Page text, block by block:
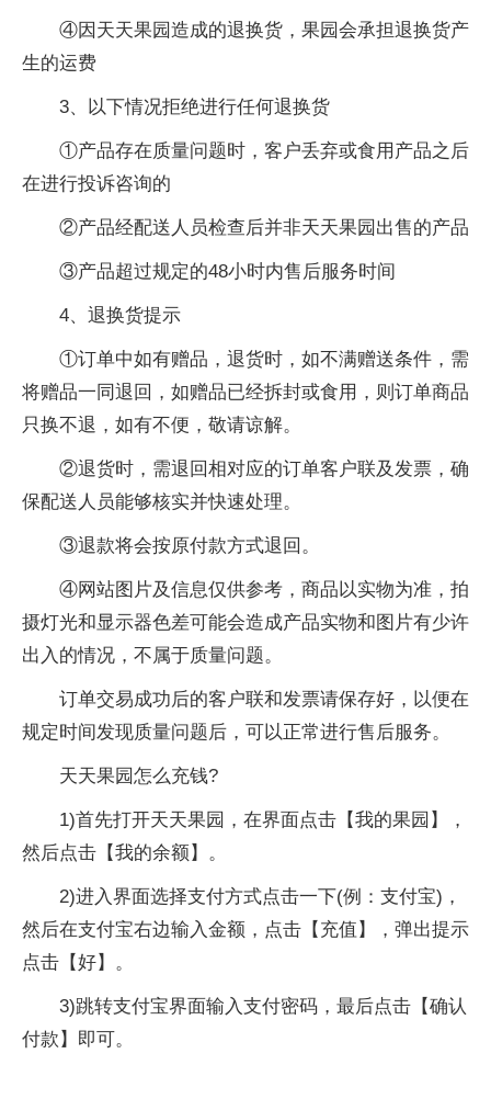
④因天天果园造成的退换货，果园会承担退换货产
生的运费
3、以下情况拒绝进行任何退换货
①产品存在质量问题时，客户丢弃或食用产品之后
在进行投诉咨询的
②产品经配送人员检查后并非天天果园出售的产品
③产品超过规定的48小时内售后服务时间
4、退换货提示
①订单中如有赠品，退货时，如不满赠送条件，需
将赠品一同退回，如赠品已经拆封或食用，则订单商品
只换不退，如有不便，敬请谅解。
②退货时，需退回相对应的订单客户联及发票，确
保配送人员能够核实并快速处理。
③退款将会按原付款方式退回。
④网站图片及信息仅供参考，商品以实物为准，拍
摄灯光和显示器色差可能会造成产品实物和图片有少许
出入的情况，不属于质量问题。
订单交易成功后的客户联和发票请保存好，以便在
规定时间发现质量问题后，可以正常进行售后服务。
天天果园怎么充钱?
1)首先打开天天果园，在界面点击【我的果园】，
然后点击【我的余额】。
2)进入界面选择支付方式点击一下(例：支付宝)，
然后在支付宝右边输入金额，点击【充值】，弹出提示
点击【好】。
3)跳转支付宝界面输入支付密码，最后点击【确认
付款】即可。